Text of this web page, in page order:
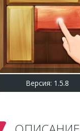
Версия: 1.5.8